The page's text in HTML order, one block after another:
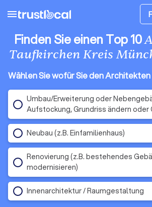
menu
Finden Sie einen Top 10
Taufkirchen Kreis
Wählen Sie wofür Sie den
Umbau/Erweiterung oder
Aufstockung, Grundriss ändern oder
Neubau (z.B. Einfamilienhaus)
Renovierung (z.B. bestehendes
modernisieren)
Innenarchitektur / Raumgestaltung